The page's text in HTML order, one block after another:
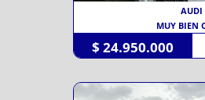
AUDI
MUY BIEN
$ 24.950.000